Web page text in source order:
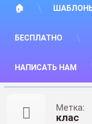
🏠
БЕСПЛАТНО
НАПИСАТЬ НАМ
Метка:
клас